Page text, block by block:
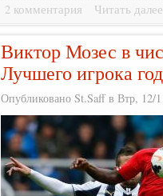
2 комментария Читать далее
Виктор Мозес в
Лучшего игрока
Опубликовано St.Saff в Втр, 12/